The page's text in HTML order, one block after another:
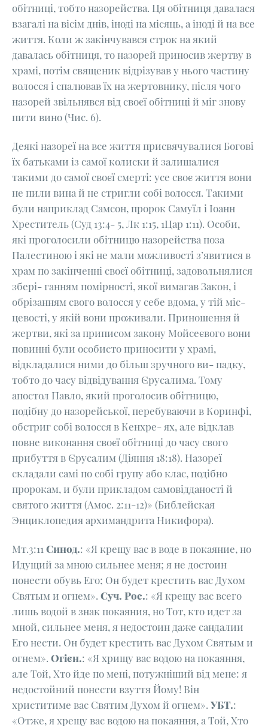
обітниці, тобто назорейства. Ця обітниця давалася
взагалі на вісім днів, іноді на місяць, а іноді й на все
життя. Коли ж закінчувався строк на який
давалась обітниця, то назорей приносив жертву в
храмі, потім священик відрізував у нього частину
волосся і спалював їх на жертовнику, після чого
назорей звільнявся від своєї обітниці й міг знову
пити вино (Чис. 6).
Деякі назореї на все життя присвячувалися Богові
їх батьками із самої колиски й залишалися
такими до самої своєї смерті: усе своє життя вони
не пили вина й не стригли собі волосся. Такими
були наприклад Самсон, пророк Самуїл і Іоанн
Хреститель (Суд 13:4- 5, Лк 1:15, 1Цар 1:11). Особи,
які проголосили обітницю назорейства поза
Палестиною і які не мали можливості з’явитися в
храм по закінченні своєї обітниці, задовольнялися
збері- ганням помірності, якої вимагав Закон, і
обрізанням свого волосся у себе вдома, у тій міс-
цевості, у якій вони проживали. Приношення й
жертви, які за приписом закону Мойсеєвого вони
повинні були особисто приносити у храмі,
відкладалися ними до більш зручного ви- падку,
тобто до часу відвідування Єрусалима. Тому
апостол Павло, який проголосив обітницю,
подібну до назорейської, перебуваючи в Коринфі,
обстриг собі волосся в Кенхре- ях, але відклав
повне виконання своєї обітниці до часу свого
прибуття в Єрусалим (Діяння 18:18). Назореї
складали самі по собі групу або клас, подібно
пророкам, и були прикладом самовідданості й
святого життя (Амос. 2:11-12)» (Библейская
Энциклопедия архимандрита Никифора).
Мт.3:11 Синод.: «Я крещу вас в воде в покаяние, но
Идущий за мною сильнее меня; я не достоин
понести обувь Его; Он будет крестить вас Духом
Святым и огнем». Суч. Рос.: «Я крещу вас всего
лишь водой в знак покаяния, но Тот, кто идет за
мной, сильнее меня, я недостоин даже сандалии
Его нести. Он будет крестить вас Духом Святым и
огнем». Огієн.: «Я хрищу вас водою на покаяння,
але Той, Хто йде по мені, потужніший від мене: я
недостойний понести взуття Йому! Він
христитиме вас Святим Духом й огнем». УБТ.:
«Отже, я хрещу вас водою на покаяння, а Той, Хто